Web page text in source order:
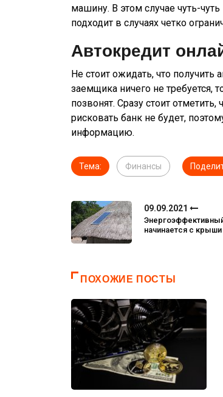
машину. В этом случае чуть-
подходит в случаях четко
Автокредит
Не стоит ожидать, что получить
заемщика ничего не требуется,
позвонят. Сразу стоит
рисковать банк не будет,
информацию.
Тема: Финансы
09.09.2021
начинается с крыши
ПОХОЖИЕ ПОСТЫ